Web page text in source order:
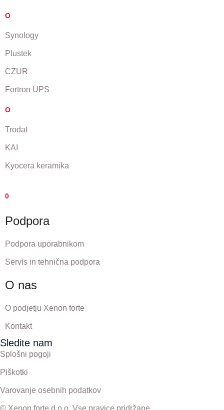
O
Synology
Plustek
CZUR
Fortron UPS
O
Trodat
KAI
Kyocera keramika
0
Podpora
Podpora uporabnikom
Servis in tehnična podpora
O nas
O podjetju Xenon forte
Kontakt
Sledite nam
Splošni pogoji
Piškotki
Varovanje osebnih podatkov
© Xenon forte d.o.o. Vse pravice pridržane.